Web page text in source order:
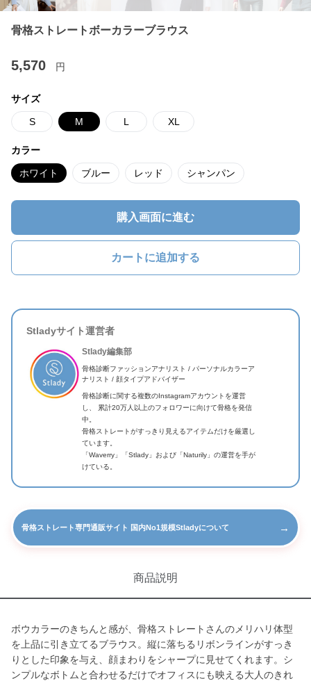
骨格ストレートボーカラーブラウス
5,570 円
サイズ
S M L XL
カラー
ホワイト ブルー レッド シャンパン
購入画面に進む
カートに追加する
Stladyサイト運営者
Stlady編集部
骨格診断ファッションアナリスト / パーソナルカラーア
ナリスト / 顔タイプアドバイザー
骨格診断に関する複数のInstagramアカウントを運営
し、 累計20万人以上のフォロワーに向けて骨格を発信
中。
骨格ストレートがすっきり見えるアイテムだけを厳選し
ています。
「Waverry」「Stlady」および「Naturily」の運営を手が
けている。
骨格ストレート専門通販サイト 国内No1規模Stladyについて →
商品説明
ボウカラーのきちんと感が、骨格ストレートさんのメリハリ体型
を上品に引き立てるブラウス。縦に落ちるリボンラインがすっき
りとした印象を与え、顔まわりをシャープに見せてくれます。シ
ンプルなボトムと合わせるだけでオフィスにも映える大人のきれ